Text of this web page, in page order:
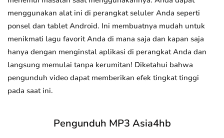
menggunakan alat ini di perangkat seluler Anda seperti
ponsel dan tablet Android. Ini membuatnya mudah untuk
menikmati lagu favorit Anda di mana saja dan kapan saja
hanya dengan menginstal aplikasi di perangkat Anda dan
langsung memulai tanpa kerumitan! Diketahui bahwa
pengunduh video dapat memberikan efek tingkat tinggi
pada saat ini.
Pengunduh MP3 Asia4hb